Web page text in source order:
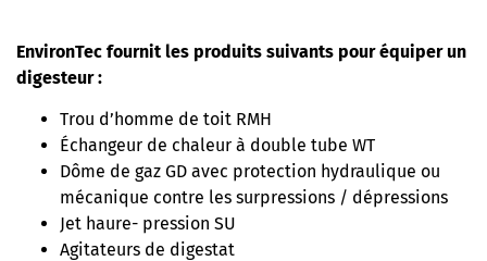
EnvironTec fournit les produits suivants pour équiper un
digesteur :
Trou d’homme de toit RMH
Échangeur de chaleur à double tube WT
Dôme de gaz GD avec protection hydraulique ou
mécanique contre les surpressions / dépressions
Jet haure- pression SU
Agitateurs de digestat